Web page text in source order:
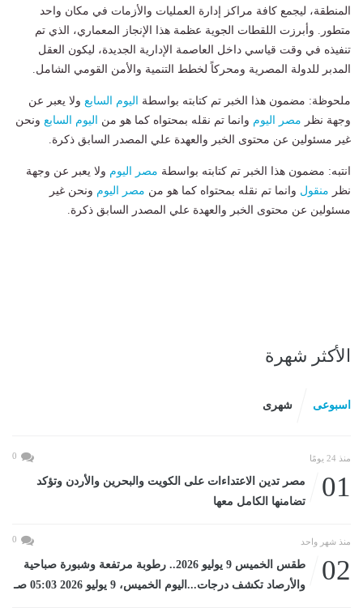
المنطقة، ليجمع كافة مراكز إدارة العمليات والأزمات في مكان واحد
متطور. وأبرزت اللقطات الجوية عظمة هذا الإنجاز المعماري، الذي تم
تنفيذه في وقت قياسي داخل العاصمة الإدارية الجديدة، ليكون العقل
المدبر للدولة المصرية ومحركاً لخطط التنمية والأمن القومي الشامل.
ملحوظة: مضمون هذا الخبر تم كتابته بواسطة اليوم السابع ولا يعبر عن
وجهة نظر مصر اليوم وانما تم نقله بمحتواه كما هو من اليوم السابع ونحن
غير مسئولين عن محتوى الخبر والعهدة علي المصدر السابق ذكرة.
انتبه: مضمون هذا الخبر تم كتابته بواسطة مصر اليوم ولا يعبر عن وجهة
نظر منقول وانما تم نقله بمحتواه كما هو من مصر اليوم ونحن غير
مسئولين عن محتوى الخبر والعهدة علي المصدر السابق ذكرة.
الأكثر شهرة
اسبوعى شهرى
منذ 24 يومًا 0
01
مصر تدين الاعتداءات على الكويت والبحرين والأردن وتؤكد
تضامنها الكامل معها
منذ شهر واحد 0
02
طقس الخميس 9 يوليو 2026.. رطوبة مرتفعة وشبورة صباحية
والأرصاد تكشف درجات...اليوم الخميس، 9 يوليو 2026 05:03 صـ